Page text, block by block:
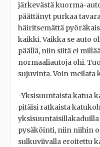
järkevästä kuorma-
päättänyt purkaa
häiritsemättä
kaikki. Vaikka se auto
päällä, niin siitä ei
normaaliautoja ohi.
sujuvinta. Voin
-Yksisuuntaista katua
pitäisi ratkaista
pysäköinti, niin niihin
sulkuviivalla eroitettu